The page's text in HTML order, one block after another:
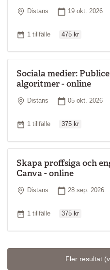
Plats
Distans Startdatum
19 okt. 2026
Antal tillfällen
1 tillfälle 475 kr
Sociala medier:
algoritmer - online
Plats
Distans Startdatum
05 okt. 2026
Antal tillfällen
1 tillfälle 375 kr
Skapa proffsiga och
Canva - online
Plats
Distans Startdatum
28 sep. 2026
Antal tillfällen
1 tillfälle 375 kr
Fler resultat